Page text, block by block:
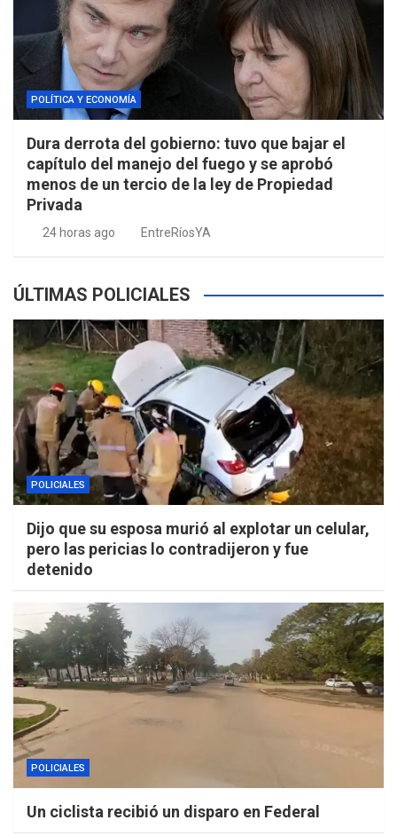
POLÍTICA Y ECONOMÍA
Dura derrota del gobierno: tuvo que bajar el
capítulo del manejo del fuego y se aprobó
menos de un tercio de la ley de Propiedad
Privada
24 horas ago EntreRíosYA
ÚLTIMAS POLICIALES
POLICIALES
Dijo que su esposa murió al explotar un celular,
pero las pericias lo contradijeron y fue
detenido
POLICIALES
Un ciclista recibió un disparo en Federal